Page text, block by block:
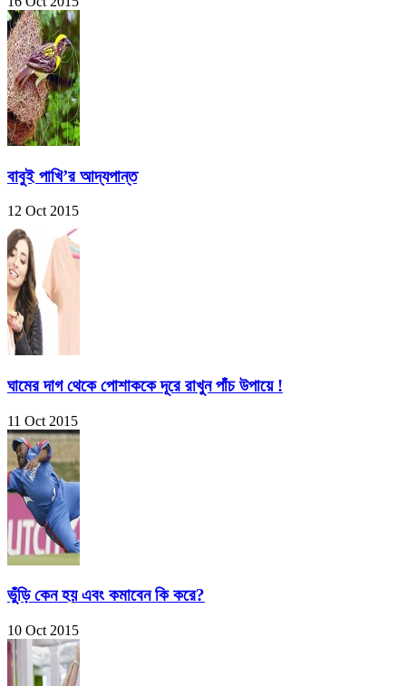
বাবুই পাখি’র আদ্যপান্ত
12 Oct 2015
ঘামের দাগ থেকে পোশাককে দূরে রাখুন পাঁচ উপায়ে !
11 Oct 2015
ভুঁড়ি কেন হয় এবং কমাবেন কি করে?
10 Oct 2015